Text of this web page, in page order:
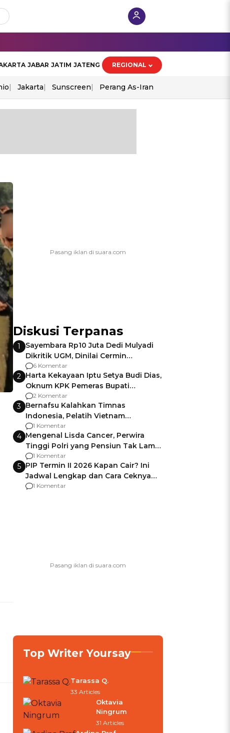
JABAR JATIM JATENG REGIONAL
Jakarta Sunscreen Perang As-Iran
Diskusi Terpanas
1
Sayembara Rp10 Juta Dedi Mulyadi
Dikritik UGM, Dinilai Cermin
Gagalnya Negara Jamin Keamanan
6 Komentar
2 Harta Kekayaan Iptu Setya Budi Dias,
Oknum KPK Pemeras Bupati
Pemalang
2 Komentar
3 Bernafsu Kalahkan Timnas
Indonesia, Pelatih Vietnam
Berencana Pakai Jimat di Pakansari
1 Komentar
4 Mengenal Lisda Cancer, Perwira
Tinggi Polri yang Pensiun Tak Lama
Usai Jadi Brigjen
1 Komentar
5 PIP Termin II 2026 Kapan Cair? Ini
Jadwal Lengkap dan Cara Ceknya
agar Dana Tidak Hangus!
1 Komentar
Top Writer Yoursay
Tarassa Q.
33 Articles
Oktavia
Ningrum
31 Articles